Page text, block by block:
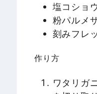
塩コショ
粉パルメ
刻みフレ
作り方
ワタリガ